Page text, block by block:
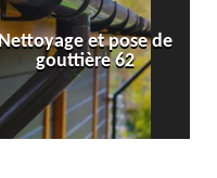
Pose et réparation de
velux 62